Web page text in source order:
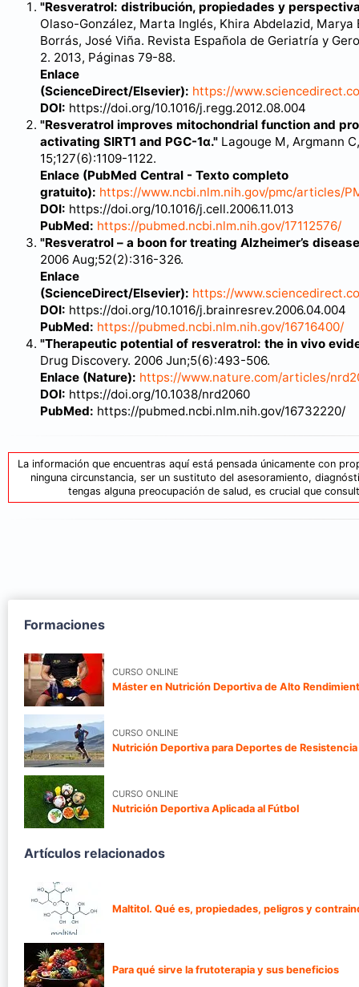
"Resveratrol: distribución, propiedades y
Olaso-González, Marta Inglés, Khira Abdelazid,
Borrás, José Viña. Revista Española de Geriatría y
2. 2013, Páginas 79-88.
Enlace
(ScienceDirect/Elsevier): https://
DOI: https://doi.org/10.1016/j.regg.2012.08.004
"Resveratrol improves mitochondrial function and
activating SIRT1 and PGC-1α." Lagouge M, Argmann
15;127(6):1109-1122.
Enlace (PubMed Central - Texto completo
gratuito): https://www.ncbi.nlm.nih.gov/pmc/articles/
DOI: https://doi.org/10.1016/j.cell.2006.11.013
PubMed: https://pubmed.ncbi.nlm.nih.gov/17112576/
"Resveratrol – a boon for treating Alzheimer’s
2006 Aug;52(2):316-326.
Enlace
(ScienceDirect/Elsevier): https://
DOI: https://doi.org/10.1016/j.brainresrev.2006.04.004
PubMed: https://pubmed.ncbi.nlm.nih.gov/16716400/
"Therapeutic potential of resveratrol: the in vivo
Drug Discovery. 2006 Jun;5(6):493-506.
Enlace (Nature): https://www.nature.com/articles/
DOI: https://doi.org/10.1038/nrd2060
PubMed: https://pubmed.ncbi.nlm.nih.gov/16732220/
La información que encuentras aquí está pensada únicamente con
ninguna circunstancia, ser un sustituto del asesoramiento,
tengas alguna preocupación de salud, es crucial que
Formaciones
CURSO ONLINE
Máster en Nutrición Deportiva de Alto
CURSO ONLINE
Nutrición Deportiva para Deportes de Resistencia
CURSO ONLINE
Nutrición Deportiva Aplicada al Fútbol
Artículos relacionados
Maltitol. Qué es, propiedades, peligros y
Para qué sirve la frutoterapia y sus beneficios